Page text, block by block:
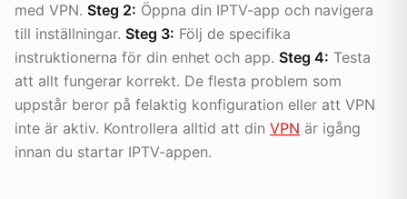
med VPN. Steg 2: Öppna din IPTV-app och navigera
till inställningar. Steg 3: Följ de specifika
instruktionerna för din enhet och app. Steg 4: Testa
att allt fungerar korrekt. De flesta problem som
uppstår beror på felaktig konfiguration eller att VPN
inte är aktiv. Kontrollera alltid att din VPN är igång
innan du startar IPTV-appen.